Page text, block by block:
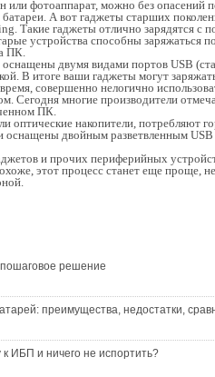
фотоаппарат, можно без опасений
А вот гаджеты старших
Такие гаджеты отлично зарядятся
устройства способны заряжаться
ПК.
двумя видами портов USB
В итоге ваши гаджеты могут
совершенно нелогично
многие производители
ПК.
оптические накопители, потребляют
двойным разветвленным USB
и прочих периферийных
этот процесс станет еще проще,
решение
преимущества, недостатки,
ИБП и ничего не испортить?